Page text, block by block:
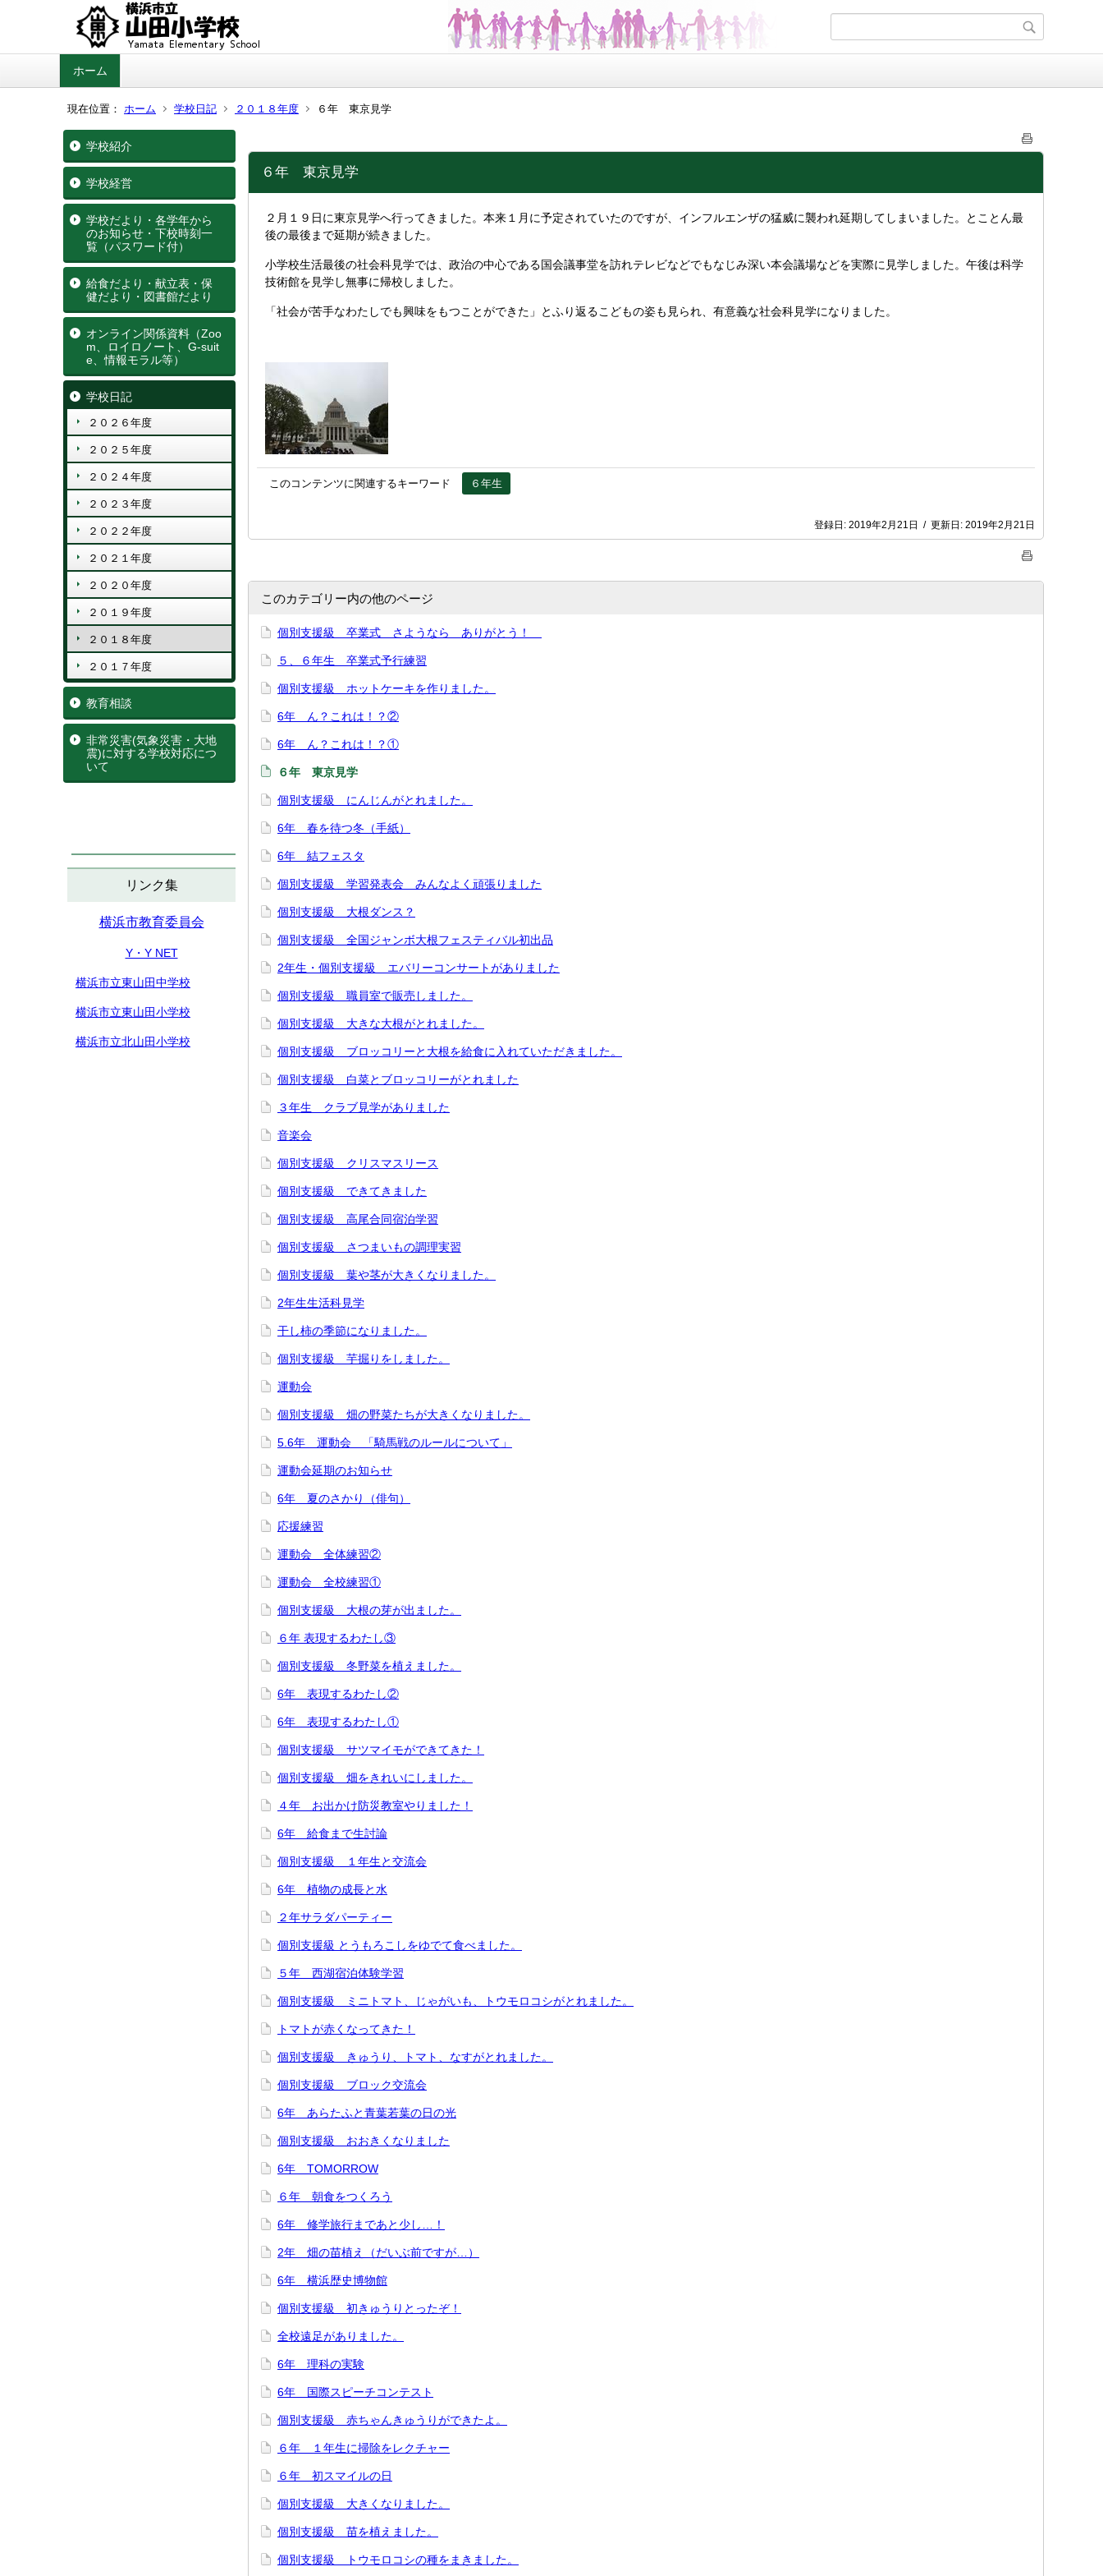
ホーム
現在位置： ホーム 学校日記 ２０１８年度 ６年 東京見学
学校紹介
学校経営
学校だより・各学年から
のお知らせ・下校時刻一
覧（パスワード付）
給食だより・献立表・保
健だより・図書館だより
オンライン関係資料（Zoo
m、ロイロノート、G‐suit
e、情報モラル等）
学校日記
２０２６年度
２０２５年度
２０２４年度
２０２３年度
２０２２年度
２０２１年度
２０２０年度
２０１９年度
２０１８年度
２０１７年度
教育相談
非常災害(気象災害・大地
震)に対する学校対応につ
いて
リンク集
横浜市教育委員会
Y・Y NET
横浜市立東山田中学校
横浜市立東山田小学校
横浜市立北山田小学校
６年 東京見学
２月１９日に東京見学へ行ってきました。本来１月に予定されていたのですが、インフルエンザの猛威に襲われ延期してしまいました。とことん最
後の最後まで延期が続きました。
小学校生活最後の社会科見学では、政治の中心である国会議事堂を訪れテレビなどでもなじみ深い本会議場などを実際に見学しました。午後は科学
技術館を見学し無事に帰校しました。
「社会が苦手なわたしでも興味をもつことができた」とふり返るこどもの姿も見られ、有意義な社会科見学になりました。
このコンテンツに関連するキーワード ６年生
登録日: 2019年2月21日 / 更新日: 2019年2月21日
このカテゴリー内の他のページ
個別支援級 卒業式 さようなら ありがとう！
５、６年生 卒業式予行練習
個別支援級 ホットケーキを作りました。
6年 ん？これは！？②
6年 ん？これは！？①
６年 東京見学
個別支援級 にんじんがとれました。
6年 春を待つ冬（手紙）
6年 結フェスタ
個別支援級 学習発表会 みんなよく頑張りました
個別支援級 大根ダンス？
個別支援級 全国ジャンボ大根フェスティバル初出品
2年生・個別支援級 エバリーコンサートがありました
個別支援級 職員室で販売しました。
個別支援級 大きな大根がとれました。
個別支援級 ブロッコリーと大根を給食に入れていただきました。
個別支援級 白菜とブロッコリーがとれました
３年生 クラブ見学がありました
音楽会
個別支援級 クリスマスリース
個別支援級 できてきました
個別支援級 高尾合同宿泊学習
個別支援級 さつまいもの調理実習
個別支援級 葉や茎が大きくなりました。
2年生生活科見学
干し柿の季節になりました。
個別支援級 芋掘りをしました。
運動会
個別支援級 畑の野菜たちが大きくなりました。
5.6年 運動会 「騎馬戦のルールについて」
運動会延期のお知らせ
6年 夏のさかり（俳句）
応援練習
運動会 全体練習②
運動会 全校練習①
個別支援級 大根の芽が出ました。
６年 表現するわたし③
個別支援級 冬野菜を植えました。
6年 表現するわたし②
6年 表現するわたし①
個別支援級 サツマイモができてきた！
個別支援級 畑をきれいにしました。
４年 お出かけ防災教室やりました！
6年 給食まで生討論
個別支援級 １年生と交流会
6年 植物の成長と水
２年サラダパーティー
個別支援級 とうもろこしをゆでて食べました。
５年 西湖宿泊体験学習
個別支援級 ミニトマト、じゃがいも、トウモロコシがとれました。
トマトが赤くなってきた！
個別支援級 きゅうり、トマト、なすがとれました。
個別支援級 ブロック交流会
6年 あらたふと青葉若葉の日の光
個別支援級 おおきくなりました
6年 TOMORROW
６年 朝食をつくろう
6年 修学旅行まであと少し…！
2年 畑の苗植え（だいぶ前ですが…）
6年 横浜歴史博物館
個別支援級 初きゅうりとったぞ！
全校遠足がありました。
6年 理科の実験
6年 国際スピーチコンテスト
個別支援級 赤ちゃんきゅうりができたよ。
６年 １年生に掃除をレクチャー
６年 初スマイルの日
個別支援級 大きくなりました。
個別支援級 苗を植えました。
個別支援級 トウモロコシの種をまきました。